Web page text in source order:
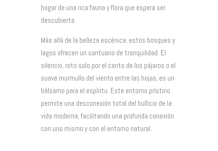
hogar de una rica fauna y flora que espera ser
descubierta.
Más allá de la belleza escénica, estos bosques y
lagos ofrecen un santuario de tranquilidad. El
silencio, roto solo por el canto de los pájaros o el
suave murmullo del viento entre las hojas, es un
bálsamo para el espíritu. Este entorno prístino
permite una desconexión total del bullicio de la
vida moderna, facilitando una profunda conexión
con uno mismo y con el entorno natural.